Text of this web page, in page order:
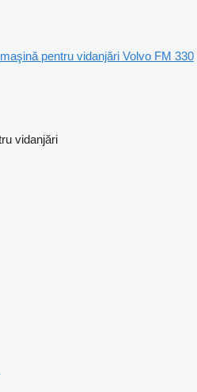
maşină pentru vidanjări Volvo FM 330
vidanjări